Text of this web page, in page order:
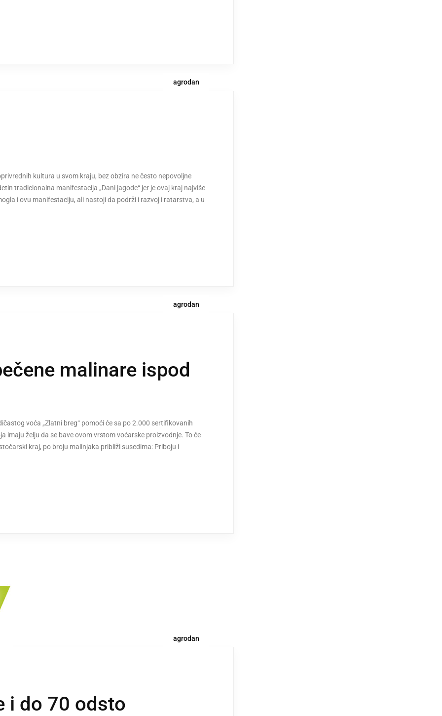
agrodan
kultura u svom kraju, bez obzira ne često nepovoljne
tradicionalna manifestacija „Dani jagode“ jer je ovaj kraj najviše
i ovu manifestaciju, ali nastoji da podrži i razvoj i ratarstva, a u
agrodan
malinare ispod
voća „Zlatni breg“ pomoći će sa po 2.000 sertifikovanih
imaju želju da se bave ovom vrstom voćarske proizvodnje. To će
kraj, po broju malinjaka približi susedima: Priboju i
agrodan
i do 70 odsto